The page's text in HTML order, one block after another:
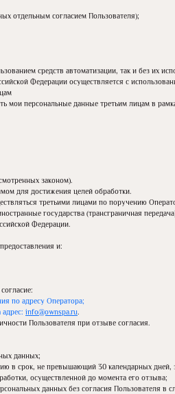
отдельным согласием Пользователя);
средств автоматизации, так и без их
Федерации осуществляется с
мои персональные данные третьим лицам в
законом).
для достижения целей обработки.
третьими лицами по поручению
государства (трансграничная
Федерации.
и:
по адресу Оператора;
info@ownspa.ru.
Пользователя при отзыве согласия.
данных;
в срок, не превышающий 30 календарных дней,
осуществленной до момента его отзыва;
данных без согласия Пользователя в